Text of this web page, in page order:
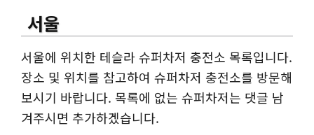
서울
서울에 위치한 테슬라 슈퍼차저 충전소 목록입니다.
장소 및 위치를 참고하여 슈퍼차저 충전소를 방문해
보시기 바랍니다. 목록에 없는 슈퍼차저는 댓글 남
겨주시면 추가하겠습니다.